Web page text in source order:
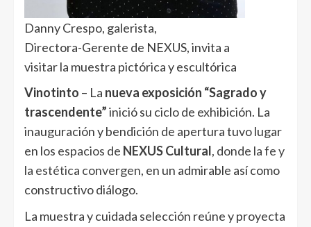
Danny Crespo, galerista,
Directora-Gerente de NEXUS, invita a
visitar la muestra pictórica y escultórica
Vinotinto – La nueva exposición “Sagrado y
trascendente”inició su ciclo de exhibición. La
inauguración y bendición de apertura tuvo lugar
en los espacios de NEXUS Cultural, donde la fe y
la estética convergen, en un admirable así como
constructivo diálogo.
La muestra y cuidada selección reúne y proyecta